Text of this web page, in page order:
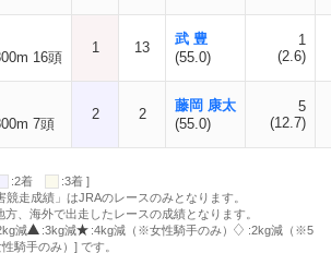
16頭
1 13
武 豊
(55.0)
1
(2.6)
7頭
2 2
藤岡 康太
(55.0)
5
(12.7)
:2着
:3着 ]
走成績」はJRAのレースのみとなります。
、海外で出走したレースの成績となります。
減 :3kg減 :4kg減（※女性騎手のみ）
:2kg減（※5
騎手のみ）] です。